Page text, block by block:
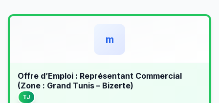
m
Offre d’Emploi : Représentant Commercial
(Zone : Grand Tunis – Bizerte)
TJ